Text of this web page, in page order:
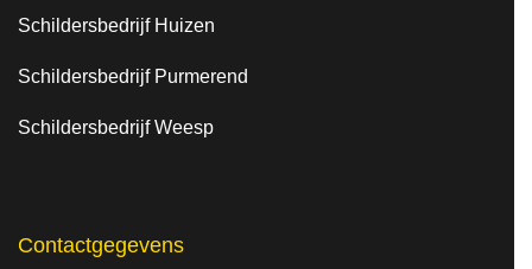
Schildersbedrijf Huizen
Schildersbedrijf Purmerend
Schildersbedrijf Weesp
Contactgegevens